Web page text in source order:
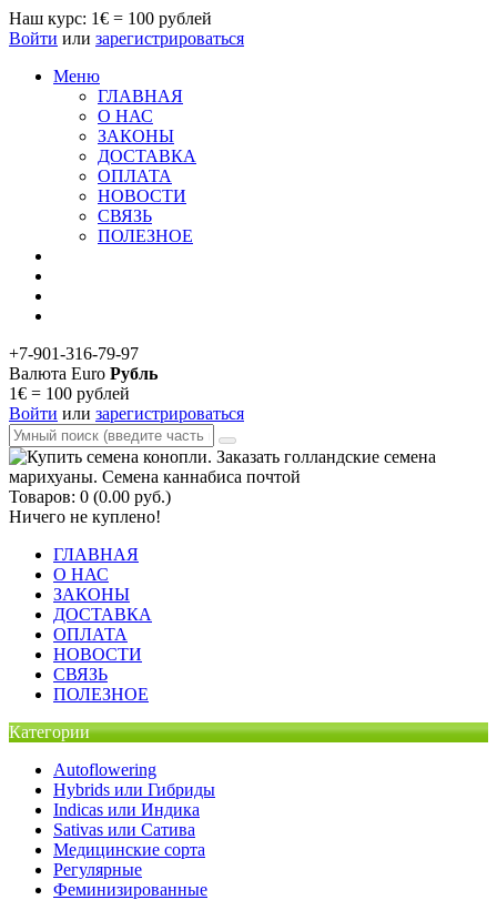
Наш курс: 1€ = 100 рублей
Войти или зарегистрироваться
Меню
ГЛАВНАЯ
О НАС
ЗАКОНЫ
ДОСТАВКА
ОПЛАТА
НОВОСТИ
СВЯЗЬ
ПОЛЕЗНОЕ
+7-901-316-79-97
Валюта Euro Рубль
1€ = 100 рублей
Войти или зарегистрироваться
Товаров: 0 (0.00 руб.)
Ничего не куплено!
ГЛАВНАЯ
О НАС
ЗАКОНЫ
ДОСТАВКА
ОПЛАТА
НОВОСТИ
СВЯЗЬ
ПОЛЕЗНОЕ
Категории
Autoflowering
Hybrids или Гибриды
Indicas или Индика
Sativas или Сатива
Медицинские сорта
Регулярные
Феминизированные